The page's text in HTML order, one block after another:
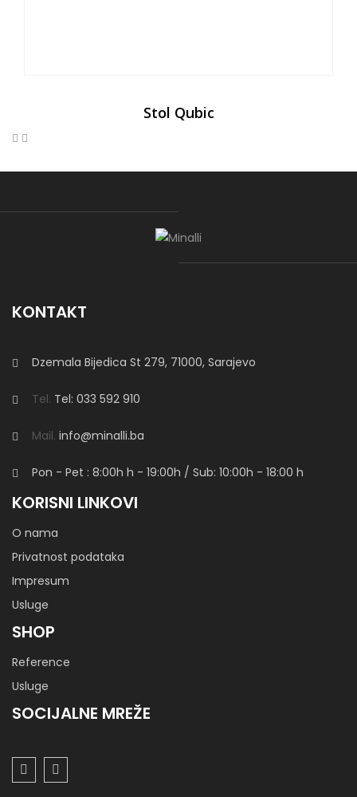
Stol Qubic
KONTAKT
Dzemala Bijedica St 279, 71000, Sarajevo
Tel. Tel: 033 592 910
Mail. info@minalli.ba
Pon - Pet : 8:00h h - 19:00h / Sub: 10:00h - 18:00 h
KORISNI LINKOVI
O nama
Privatnost podataka
Impresum
Usluge
SHOP
Reference
Usluge
SOCIJALNE MREŽE